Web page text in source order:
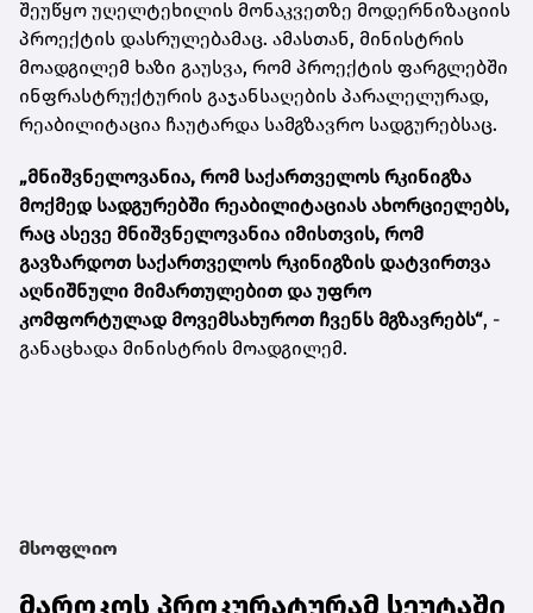
შეუწყო უღელტეხილის მონაკვეთზე მოდერნიზაციის
პროექტის დასრულებამაც. ამასთან, მინისტრის
მოადგილემ ხაზი გაუსვა, რომ პროექტის ფარგლებში
ინფრასტრუქტურის გაჯანსაღების პარალელურად,
რეაბილიტაცია ჩაუტარდა სამგზავრო სადგურებსაც.
„მნიშვნელოვანია, რომ საქართველოს რკინიგზა
მოქმედ სადგურებში რეაბილიტაციას ახორციელებს,
რაც ასევე მნიშვნელოვანია იმისთვის, რომ
გავზარდოთ საქართველოს რკინიგზის დატვირთვა
აღნიშნული მიმართულებით და უფრო
კომფორტულად მოვემსახუროთ ჩვენს მგზავრებს“, -
განაცხადა მინისტრის მოადგილემ.
მსოფლიო
მაროკოს პროკურატურამ სეუტაში